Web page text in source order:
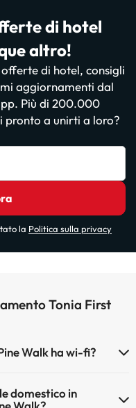
di hotel
altro!
di hotel, consigli
aggiornamenti dal
Più di 200.000
pronto a unirti a loro?
la Politica sulla privacy
Tonia First
Walk ha wi-fi?
domestico in